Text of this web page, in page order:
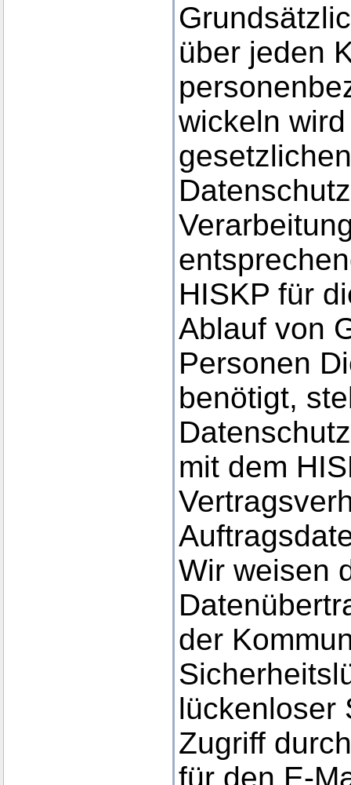
über jeden
wickeln
HISKP für
Ablauf von
Personen
benötigt,
mit dem
Wir weisen
der
lückenloser
Zugriff
für den E-